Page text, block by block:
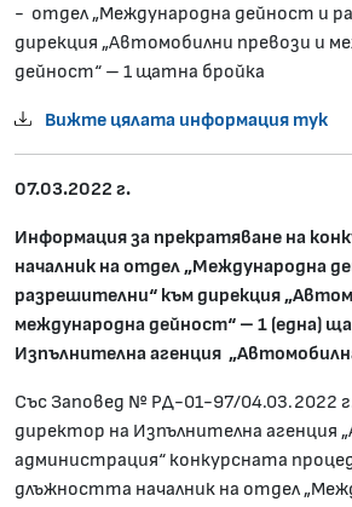
- отдел „Международна дейност и
дирекция „Автомобилни превози и
дейност“ – 1 щатна бройка
Вижте цялата информация тук
07.03.2022 г.
Информация за прекратяване на
началник на отдел „Международна
разрешителни“ към дирекция
международна дейност“ – 1 (една)
Изпълнителна агенция
Със Заповед № РД-01-97/04.03.2022
директор на Изпълнителна агенция
администрация“ конкурсната
длъжността началник на отдел